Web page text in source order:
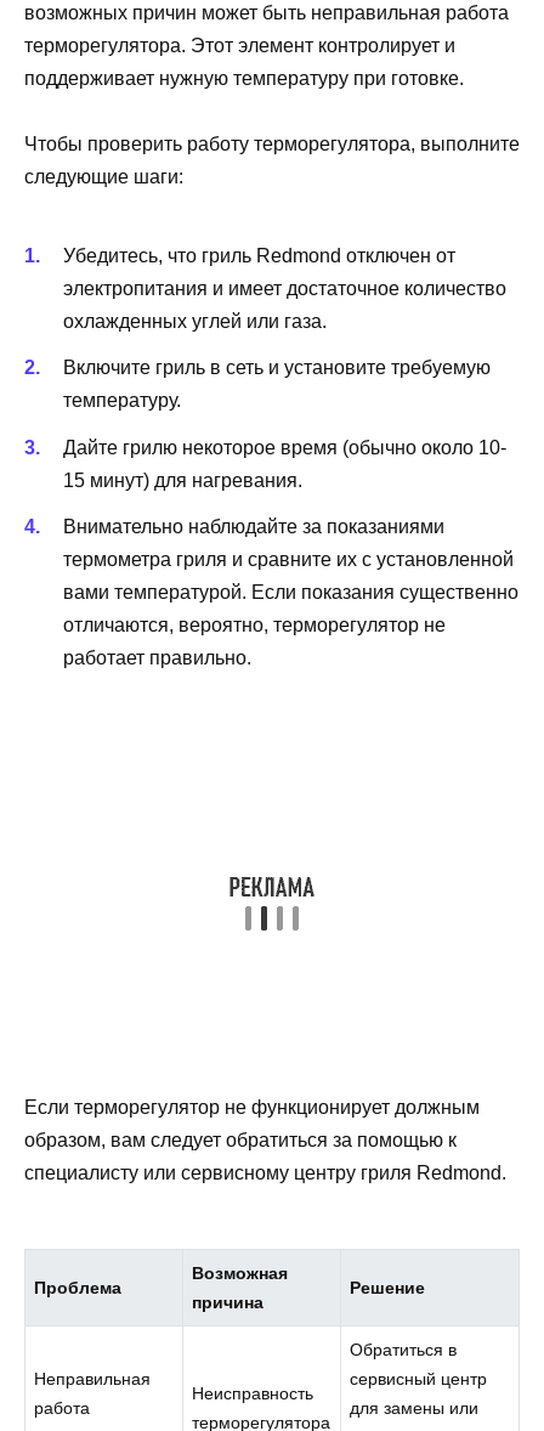
возможных причин может быть неправильная работа
терморегулятора. Этот элемент контролирует и
поддерживает нужную температуру при готовке.
Чтобы проверить работу терморегулятора, выполните
следующие шаги:
Убедитесь, что гриль Redmond отключен от
электропитания и имеет достаточное количество
охлажденных углей или газа.
Включите гриль в сеть и установите требуемую
температуру.
Дайте грилю некоторое время (обычно около 10-
15 минут) для нагревания.
Внимательно наблюдайте за показаниями
термометра гриля и сравните их с установленной
вами температурой. Если показания существенно
отличаются, вероятно, терморегулятор не
работает правильно.
Если терморегулятор не функционирует должным
образом, вам следует обратиться за помощью к
специалисту или сервисному центру гриля Redmond.
Проблема
Возможная
причина
Решение
Неправильная
работа
Неисправность
терморегулятора
Обратиться в
сервисный центр
для замены или